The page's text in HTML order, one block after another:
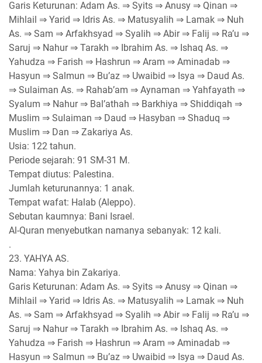
Garis Keturunan: Adam As. ⇒ Syits ⇒ Anusy ⇒ Qinan ⇒
Mihlail ⇒ Yarid ⇒ Idris As. ⇒ Matusyalih ⇒ Lamak ⇒ Nuh
As. ⇒ Sam ⇒ Arfakhsyad ⇒ Syalih ⇒ Abir ⇒ Falij ⇒ Ra’u ⇒
Saruj ⇒ Nahur ⇒ Tarakh ⇒ Ibrahim As. ⇒ Ishaq As. ⇒
Yahudza ⇒ Farish ⇒ Hashrun ⇒ Aram ⇒ Aminadab ⇒
Hasyun ⇒ Salmun ⇒ Bu’az ⇒ Uwaibid ⇒ Isya ⇒ Daud As.
⇒ Sulaiman As. ⇒ Rahab’am ⇒ Aynaman ⇒ Yahfayath ⇒
Syalum ⇒ Nahur ⇒ Bal’athah ⇒ Barkhiya ⇒ Shiddiqah ⇒
Muslim ⇒ Sulaiman ⇒ Daud ⇒ Hasyban ⇒ Shaduq ⇒
Muslim ⇒ Dan ⇒ Zakariya As.
Usia: 122 tahun.
Periode sejarah: 91 SM-31 M.
Tempat diutus: Palestina.
Jumlah keturunannya: 1 anak.
Tempat wafat: Halab (Aleppo).
Sebutan kaumnya: Bani Israel.
Al-Quran menyebutkan namanya sebanyak: 12 kali.
.
23. YAHYA AS.
Nama: Yahya bin Zakariya.
Garis Keturunan: Adam As. ⇒ Syits ⇒ Anusy ⇒ Qinan ⇒
Mihlail ⇒ Yarid ⇒ Idris As. ⇒ Matusyalih ⇒ Lamak ⇒ Nuh
As. ⇒ Sam ⇒ Arfakhsyad ⇒ Syalih ⇒ Abir ⇒ Falij ⇒ Ra’u ⇒
Saruj ⇒ Nahur ⇒ Tarakh ⇒ Ibrahim As. ⇒ Ishaq As. ⇒
Yahudza ⇒ Farish ⇒ Hashrun ⇒ Aram ⇒ Aminadab ⇒
Hasyun ⇒ Salmun ⇒ Bu’az ⇒ Uwaibid ⇒ Isya ⇒ Daud As.